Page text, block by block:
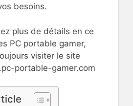
besoins.
plus de détails en ce
PC portable gamer,
visiter le site
portable-gamer.com